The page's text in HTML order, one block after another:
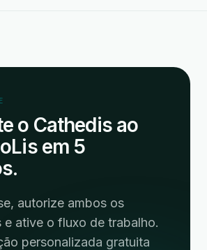
o Cathedis ao
em 5
autorize ambos os
e ative o fluxo de trabalho.
personalizada gratuita